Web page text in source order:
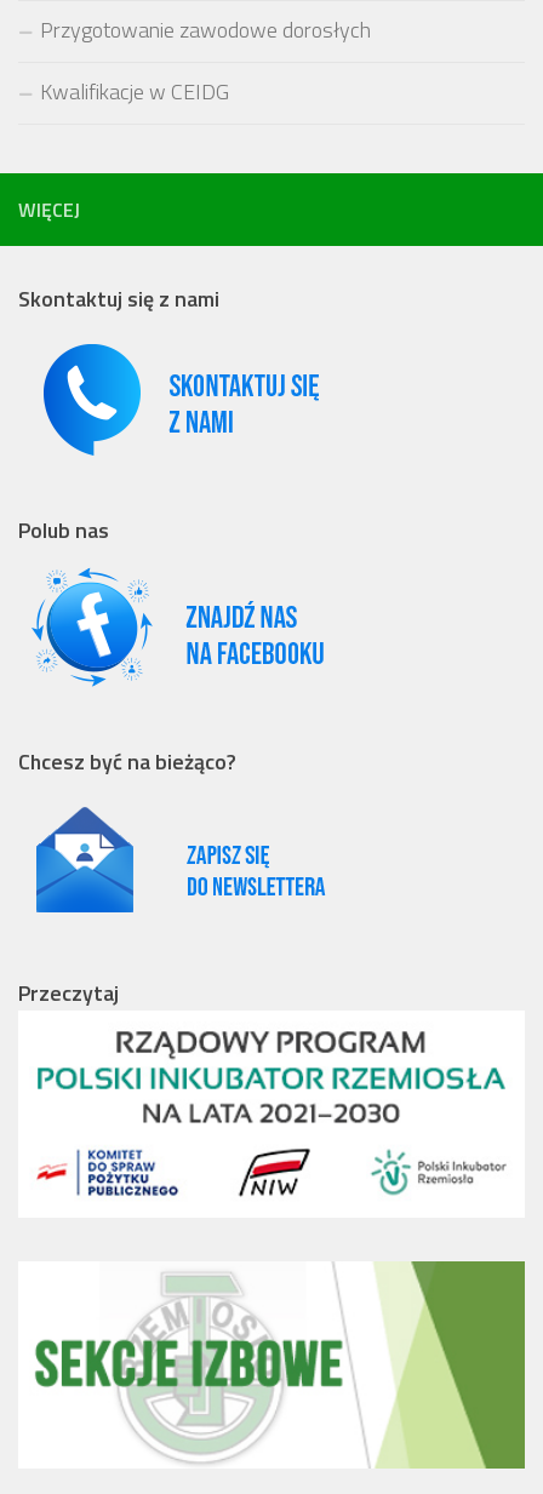
Przygotowanie zawodowe dorosłych
Kwalifikacje w CEIDG
WIĘCEJ
Skontaktuj się z nami
Polub nas
Chcesz być na bieżąco?
Przeczytaj